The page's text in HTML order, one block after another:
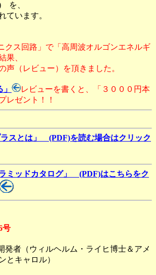
を、
ています。
クス回路」で「高周波オルゴンエネルギ
果、
声（レビュー）を頂きました。
レビューを書くと、「３０００円本
レゼント！！
ラスとは」 (PDF)を読む場合はクリック
ラミッドカタログ」 (PDF)はこちらをク
号
発者（ウィルヘルム・ライヒ博士＆アメ
とキャロル）